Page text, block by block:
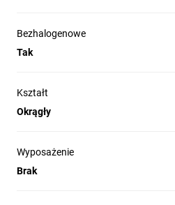
Bezhalogenowe
Tak
Kształt
Okrągły
Wyposażenie
Brak